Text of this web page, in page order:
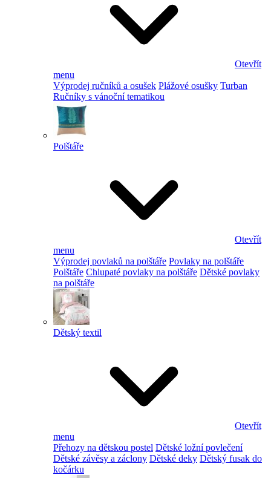
Otevřít
menu
Výprodej ručníků a osušek Plážové osušky Turban
Ručníky s vánoční tematikou
Polštáře
Otevřít
menu
Výprodej povlaků na polštáře Povlaky na polštáře
Polštáře Chlupaté povlaky na polštáře Dětské povlaky
na polštáře
Dětský textil
Otevřít
menu
Přehozy na dětskou postel Dětské ložní povlečení
Dětské závěsy a záclony Dětské deky Dětský fusak do
kočárku